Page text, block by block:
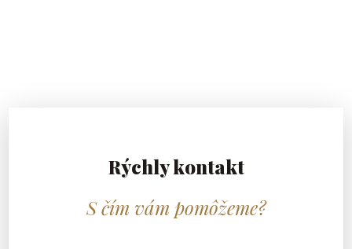
Rýchly kontakt
S čím vám pomôžeme?